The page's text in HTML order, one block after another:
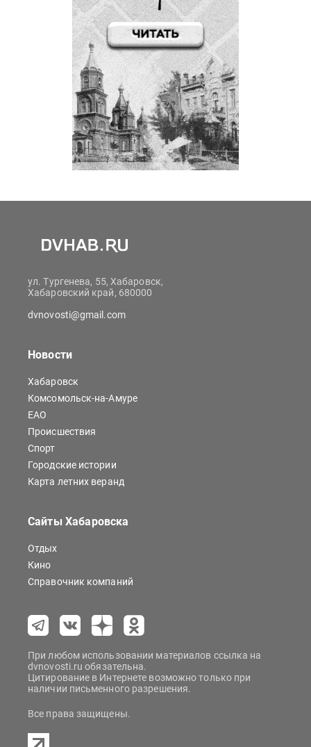
ул. Тургенева, 55, Хабаровск,
Хабаровский край, 680000
dvnovosti@gmail.com
Новости
Хабаровск
Комсомольск-на-Амуре
ЕАО
Происшествия
Спорт
Городские истории
Карта летних веранд
Сайты Хабаровска
Отдых
Кино
Справочник компаний
При любом использовании материалов ссылка на
dvnovosti.ru обязательна.
Цитирование в Интернете возможно только при
наличии письменного разрешения.
Все права защищены.